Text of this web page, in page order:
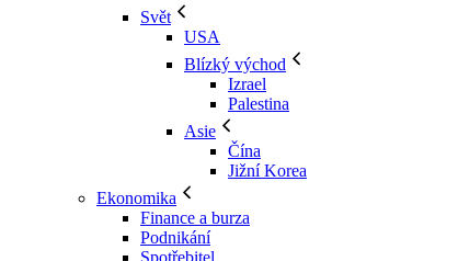
Svět
USA
Blízký východ
Izrael
Palestina
Asie
Čína
Jižní Korea
Ekonomika
Finance a burza
Podnikání
Spotřebitel